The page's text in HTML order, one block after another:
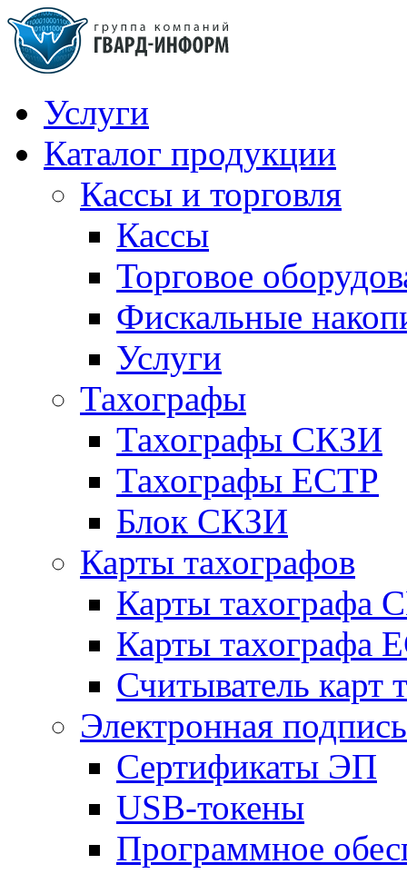
Услуги
Каталог продукции
Кассы и торговля
Кассы
Торговое
Фискальные
Услуги
Тахографы
Тахографы СКЗИ
Тахографы ЕСТР
Блок СКЗИ
Карты тахографов
Карты тахографа
Карты тахографа
Считыватель карт
Электронная
Сертификаты ЭП
USB-токены
Программное